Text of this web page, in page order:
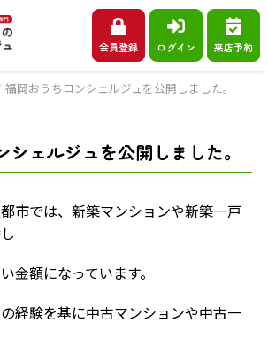
会員登録 ログイン 来店予約
福岡おうちコンシェルジュを公開しました。
シェルジュを公開しました。
市では、新築マンションや新築一戸
金額になっています。
経験を基に中古マンションや中古一